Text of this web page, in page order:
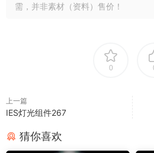
需，并非素材（资料）售价！
0
上一篇
IES灯光组件267
猜你喜欢